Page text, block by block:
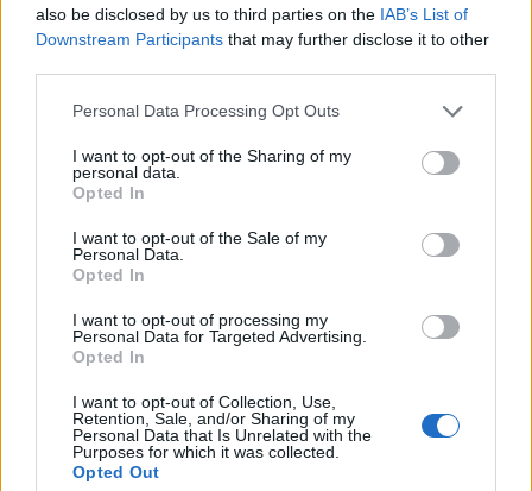
also be disclosed by us to third parties on the IAB’s List of
Downstream Participants that may further disclose it to other
Please note that this website/app uses one or more Google
not limited to your visit or usage behaviour. You may click to
grant or deny consent to Google and its third-party tags to
use your data for below specified purposes in below Google
consent section.
Personal Data Processing Opt Outs
I want to opt-out of the Sharing of my
personal data.
Opted In
I want to opt-out of the Sale of my
Personal Data.
Opted In
I want to opt-out of processing my
Personal Data for Targeted Advertising.
Opted In
I want to opt-out of Collection, Use,
Retention, Sale, and/or Sharing of my
Personal Data that Is Unrelated with the
Purposes for which it was collected.
Opted Out